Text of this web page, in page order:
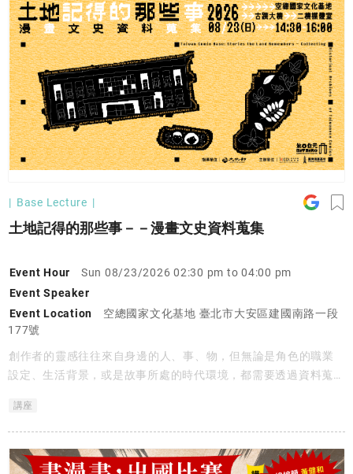
Base Lecture
土地記得的那些事－－漫畫文史資料蒐集
Event Hour
Sun 08/23/2026 02:30 pm to 04:00 pm
Event Speaker
Event Location
空總國家文化基地 臺北市大安區建國南路一段
177號
創作者的靈感往往來自身邊的人、事、物，但無論是角色的職業
設定、生活背景，或是故事所處的時代環境，都需要透過資料蒐集
講座